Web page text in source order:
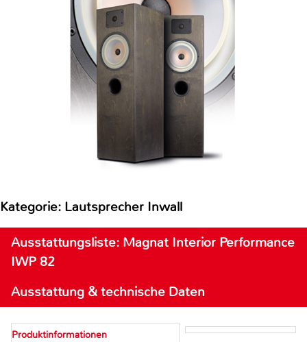
Kategorie: Lautsprecher Inwall
Ausstattungsliste: Magnat Interior Performance
IWP 82
Ausstattung & technische Daten
Produktinformationen